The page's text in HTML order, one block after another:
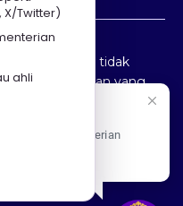
Kementerian
adalah tidak
atau kerugian yang
mana maklumat
PELANCONGAN SENI
X/Twitter)
ahli
Rasmi Kementerian